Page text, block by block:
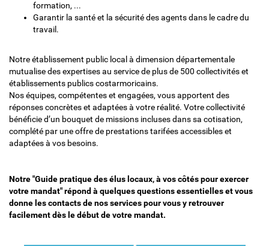
formation, ...
Garantir la santé et la sécurité des agents dans le cadre du
travail.
Notre établissement public local à dimension départementale
mutualise des expertises au service de plus de 500 collectivités et
établissements publics costarmoricains.
Nos équipes, compétentes et engagées, vous apportent des
réponses concrètes et adaptées à votre réalité. Votre collectivité
bénéficie d’un bouquet de missions incluses dans sa cotisation,
complété par une offre de prestations tarifées accessibles et
adaptées à vos besoins.
Notre "Guide pratique des élus locaux, à vos côtés pour exercer
votre mandat" répond à quelques questions essentielles et vous
donne les contacts de nos services pour vous y retrouver
facilement dès le début de votre mandat.